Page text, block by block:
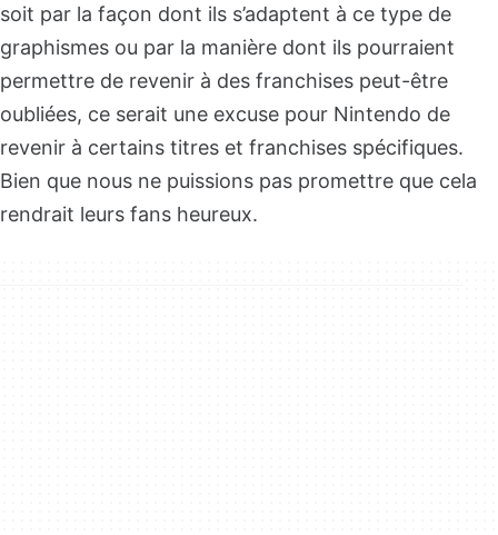
soit par la façon dont ils s’adaptent à ce type de
graphismes ou par la manière dont ils pourraient
permettre de revenir à des franchises peut-être
oubliées, ce serait une excuse pour Nintendo de
revenir à certains titres et franchises spécifiques.
Bien que nous ne puissions pas promettre que cela
rendrait leurs fans heureux.